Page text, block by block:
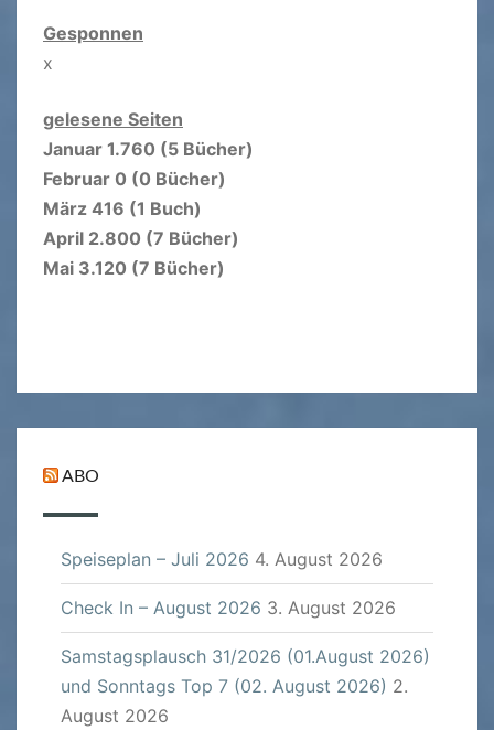
Gesponnen
x
gelesene Seiten
Januar 1.760 (5 Bücher)
Februar 0 (0 Bücher)
März 416 (1 Buch)
April 2.800 (7 Bücher)
Mai 3.120 (7 Bücher)
ABO
Speiseplan – Juli 2026 4. August 2026
Check In – August 2026 3. August 2026
Samstagsplausch 31/2026 (01.August 2026)
und Sonntags Top 7 (02. August 2026) 2.
August 2026